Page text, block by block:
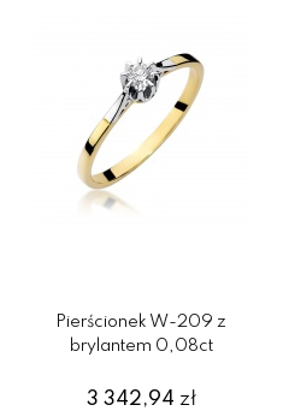
Pierścionek W-209 z
brylantem 0,08ct
3 342,94 zł